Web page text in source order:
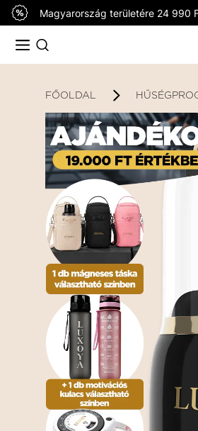
Magyarország területére 24 990
FŐOLDAL